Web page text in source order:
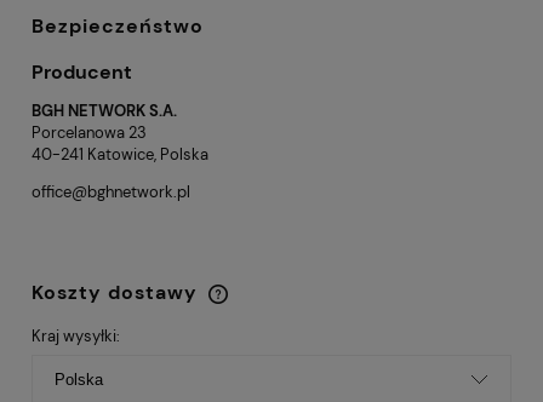
Bezpieczeństwo
Producent
BGH NETWORK S.A.
Porcelanowa 23
40-241 Katowice, Polska
office@bghnetwork.pl
Koszty dostawy
Cena nie zawiera ewentualnych kosztów
płatności
Kraj wysyłki: